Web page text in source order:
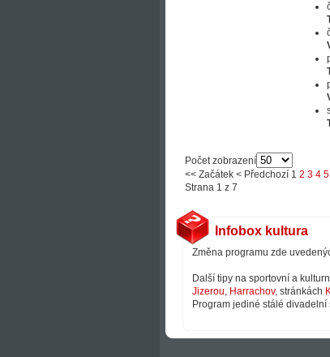
Počet zobrazení
<< Začátek < Předchozí 1 2 3 4 5
Strana 1 z 7
Infobox kultura
Změna programu zde
Další tipy na sportovní a
Jizerou, Harrachov, stránkách
Program jediné stálé